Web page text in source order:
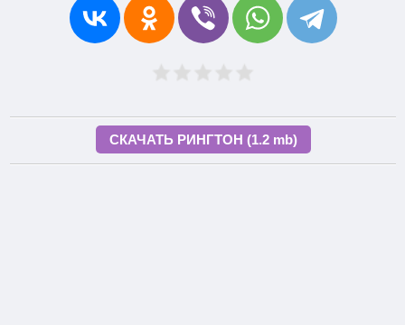
СКАЧАТЬ РИНГТОН (1.2 mb)